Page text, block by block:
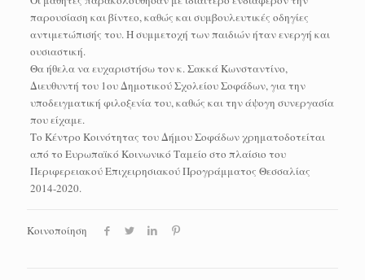
παρουσίαση και βίντεο, καθώς και συμβουλευτικές οδηγίες
αντιμετώπισής του. Η συμμετοχή των παιδιών ήταν ενεργή και
ουσιαστική.
Θα ήθελα να ευχαριστήσω τον κ. Σακκά Κωνσταντίνο,
Διευθυντή του 1ου Δημοτικού Σχολείου Σοφάδων, για την
υποδειγματική φιλοξενία του, καθώς και την άψογη συνεργασία
που είχαμε.
Το Κέντρο Κοινότητας του Δήμου Σοφάδων χρηματοδοτείται
από το Ευρωπαϊκό Κοινωνικό Ταμείο στο πλαίσιο του
Περιφερειακού Επιχειρησιακού Προγράμματος Θεσσαλίας
2014-2020.
Κοινοποίηση